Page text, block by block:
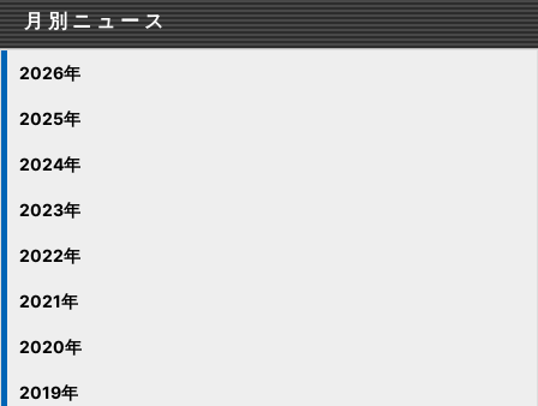
月別ニュース
2026年
2025年
2024年
2023年
2022年
2021年
2020年
2019年